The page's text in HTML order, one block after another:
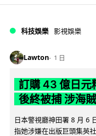
科技娛樂 影視娛樂
Lawton 1 日
訂購 43 億日元
後終被捕 涉海
日本警視廳神田署 8 月 6
指她涉嫌在出版巨頭集英